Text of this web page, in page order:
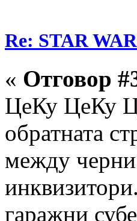
Re: STAR
« Отговор
ЦеКу ЦеКу
обратната
между
гаражни